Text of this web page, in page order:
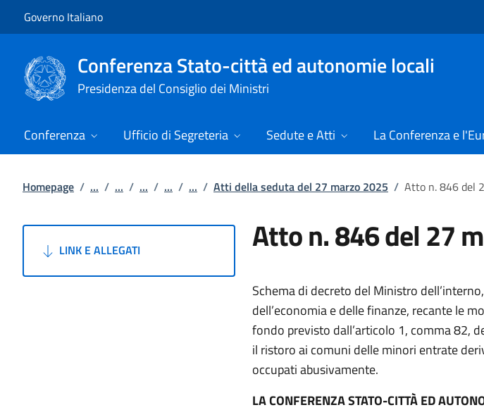
Governo Italiano
Conferenza Stato-città ed autonomie locali
Presidenza del Consiglio dei Ministri
Conferenza Ufficio di Segreteria Sedute e Atti La Conferenza e
Homepage / ... / ... / ... / ... / ... / Atti della seduta del 27 marzo 2025 / Atto n. 846 del
LINK E ALLEGATI Atto n. 846 del 27
Schema di decreto del Ministro
dell’economia e delle finanze, recante le
fondo previsto dall’articolo 1, comma 82,
il ristoro ai comuni delle minori entrate
occupati abusivamente.
LA CONFERENZA STATO-CITTÀ ED